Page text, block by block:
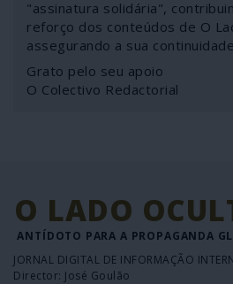
"assinatura solidária",
reforço dos conteúdos de O
assegurando a sua
Grato pelo seu apoio
O Colectivo Redactorial
O LADO
ANTÍDOTO PARA A PROPAGANDA
JORNAL DIGITAL DE INFORMAÇÃO
Director: José Goulão